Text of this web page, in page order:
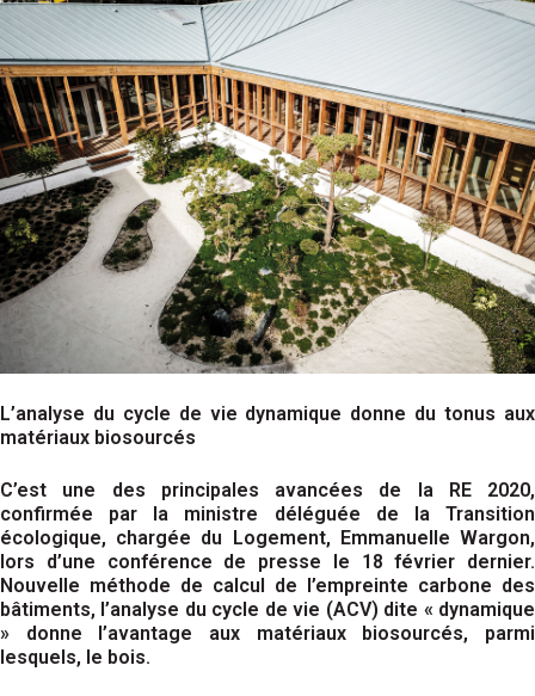
L’analyse du cycle de vie dynamique donne du tonus aux
matériaux biosourcés
C’est une des principales avancées de la RE 2020,
confirmée par la ministre déléguée de la Transition
écologique, chargée du Logement, Emmanuelle Wargon,
lors d’une conférence de presse le 18 février dernier.
Nouvelle méthode de calcul de l’empreinte carbone des
bâtiments, l’analyse du cycle de vie (ACV) dite « dynamique
» donne l’avantage aux matériaux biosourcés, parmi
lesquels, le bois.